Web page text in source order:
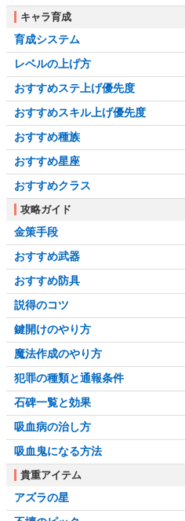
秘密の隠し場所
ある魔術師の営み
一家の末路
破られた誓約
最期の正義
名誉が問われる日
極寒の眠り
死にゆく君に口づけを
手がかりを辿って
汝が母を称えよ
マニアの儀式
ディメンシャの儀式
フリンジ奪還
ゲートキーパーの再生
無防備な軍団
肩書きの象徴
狂気の根源
秩序の終わり
狂気の王子
キャラ育成
育成システム
レベルの上げ方
おすすめステ上げ優先度
おすすめスキル上げ優先度
おすすめ種族
おすすめ星座
おすすめクラス
攻略ガイド
金策手段
おすすめ武器
おすすめ防具
説得のコツ
鍵開けのやり方
魔法作成のやり方
犯罪の種類と通報条件
石碑一覧と効果
吸血病の治し方
吸血鬼になる方法
貴重アイテム
アズラの星